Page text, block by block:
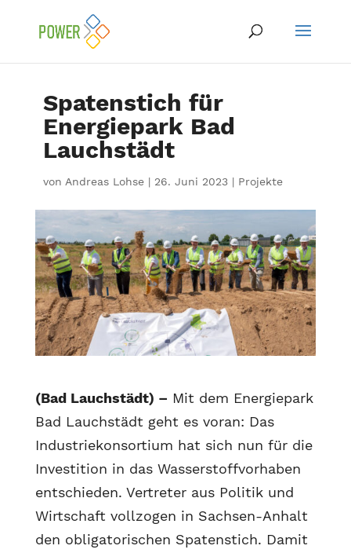
Spatenstich für
Energiepark Bad
Lauchstädt
von Andreas Lohse| 26. Juni 2023| Projekte
(Bad Lauchstädt) – Mit dem Energiepark
Bad Lauchstädt geht es voran: Das
Industriekonsortium hat sich nun für die
Investition in das Wasserstoffvorhaben
entschieden. Vertreter aus Politik und
Wirtschaft vollzogen in Sachsen-Anhalt
den obligatorischen Spatenstich. Damit